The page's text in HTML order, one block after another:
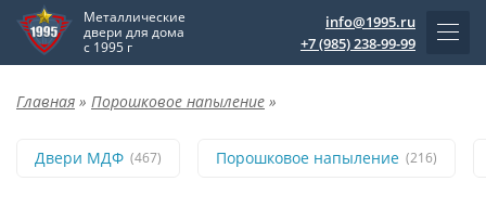
Металлические
двери для дома
с 1995 г
info@1995.ru
+7 (985) 238-99-99
Главная » Порошковое напыление »
Двери МДФ (467) Порошковое напыление (216)